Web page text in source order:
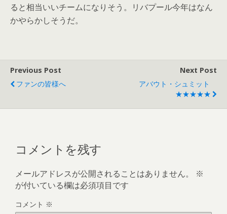
ると相当いいチームになりそう。リバプール今年はなん
かやらかしそうだ。
Previous Post
ファンの皆様へ
Next Post
アバウト・シュミット
★★★★★
コメントを残す
メールアドレスが公開されることはありません。
※
が付いている欄は必須項目です
コメント ※